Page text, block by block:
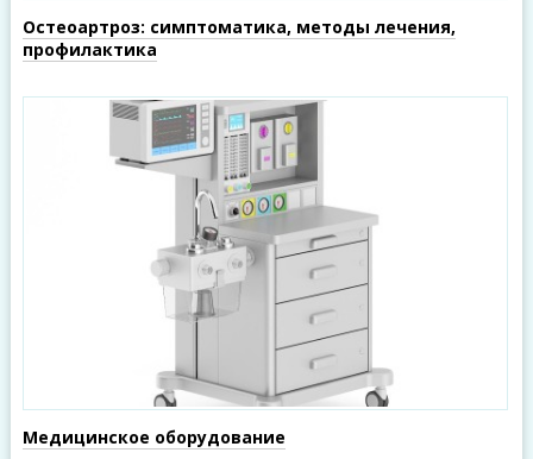
Остеоартроз: симптоматика, методы лечения,
профилактика
Медицинское оборудование